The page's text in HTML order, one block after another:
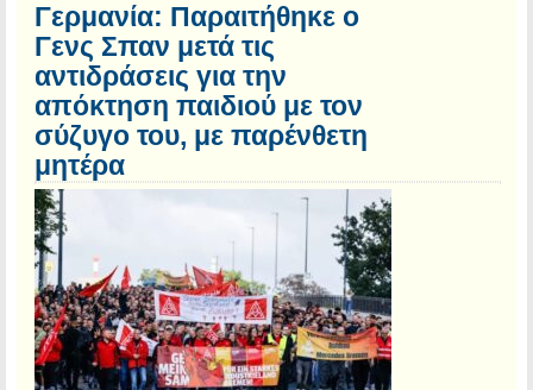
Γερμανία: Παραιτήθηκε ο
Γενς Σπαν μετά τις
αντιδράσεις για την
απόκτηση παιδιού με τον
σύζυγο του, με παρένθετη
μητέρα